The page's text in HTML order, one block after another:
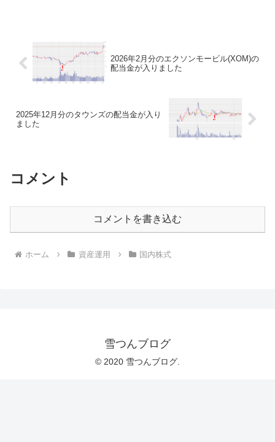
2026年2月分のエクソンモービル(XOM)の
配当金が入りました
2025年12月分のタウンズの配当金が入り
ました
コメント
コメントを書き込む
ホーム 資産運用 国内株式
雪つんブログ
© 2020 雪つんブログ.